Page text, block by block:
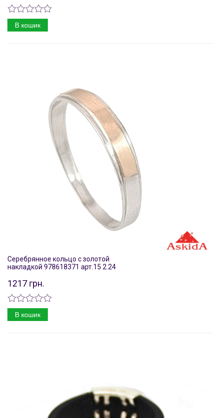
В кошик
Серебрянное кольцо с золотой
накладкой 978618371 арт.15 2.24
1217 грн.
В кошик